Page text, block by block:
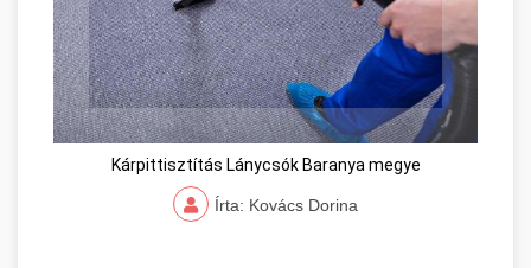
Kárpittisztítás Lánycsók Baranya megye
Írta: Kovács Dorina